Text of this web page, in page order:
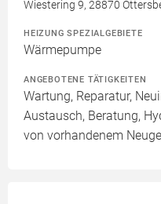
Wiestering 9, 28870
HEIZUNG SPEZIALGEBIETE
Wärmepumpe
ANGEBOTENE TÄTIGKEITEN
Wartung, Reparatur,
Austausch, Beratung,
von vorhandenem